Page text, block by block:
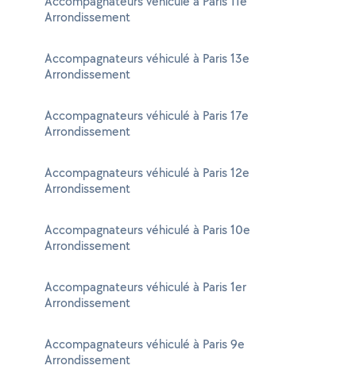
Arrondissement
Accompagnateurs véhiculé à Paris 13e
Arrondissement
Accompagnateurs véhiculé à Paris 17e
Arrondissement
Accompagnateurs véhiculé à Paris 12e
Arrondissement
Accompagnateurs véhiculé à Paris 10e
Arrondissement
Accompagnateurs véhiculé à Paris 1er
Arrondissement
Accompagnateurs véhiculé à Paris 9e
Arrondissement